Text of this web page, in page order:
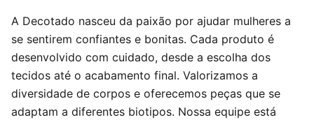
A Decotado nasceu da paixão por ajudar mulheres a
se sentirem confiantes e bonitas. Cada produto é
desenvolvido com cuidado, desde a escolha dos
tecidos até o acabamento final. Valorizamos a
diversidade de corpos e oferecemos peças que se
adaptam a diferentes biotipos. Nossa equipe está